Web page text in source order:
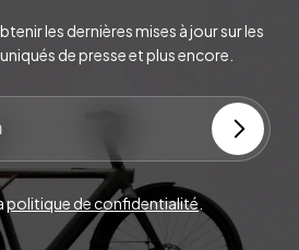
les dernières mises à jour sur les
de presse et plus encore.
politique de confidentialité